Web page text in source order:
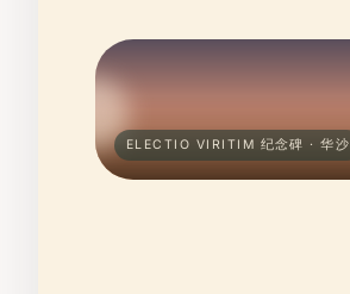
ELECTIO VIRITIM 纪念碑 · 华沙